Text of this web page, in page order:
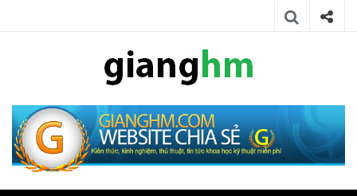
gianghm
kỹ thuật miễn phí